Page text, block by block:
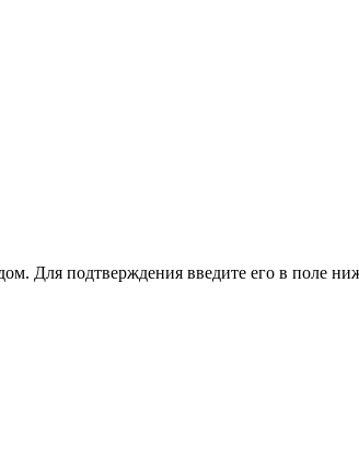
Для подтверждения введите его в поле